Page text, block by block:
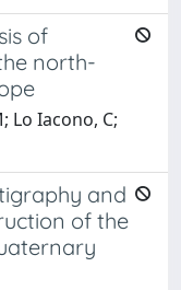
of
north-
Lo Iacono, C;
and
of the